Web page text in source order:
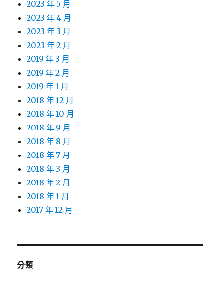
2023 年 5 月
2023 年 4 月
2023 年 3 月
2023 年 2 月
2019 年 3 月
2019 年 2 月
2019 年 1 月
2018 年 12 月
2018 年 10 月
2018 年 9 月
2018 年 8 月
2018 年 7 月
2018 年 3 月
2018 年 2 月
2018 年 1 月
2017 年 12 月
分類